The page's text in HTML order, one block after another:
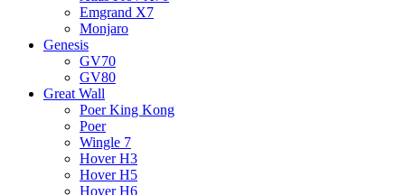
Emgrand X7
Monjaro
Genesis
GV70
GV80
Great Wall
Poer King Kong
Poer
Wingle 7
Hover H3
Hover H5
Hover H6